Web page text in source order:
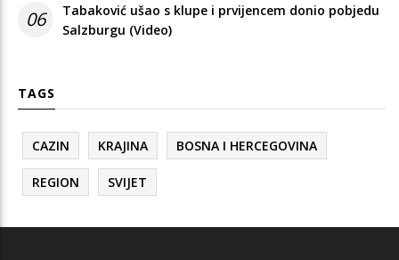
06
Tabaković ušao s klupe i prvijencem donio pobjedu
Salzburgu (Video)
TAGS
CAZIN KRAJINA BOSNA I HERCEGOVINA
REGION SVIJET